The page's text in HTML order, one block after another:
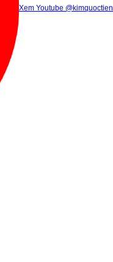
Xem Tik Tok
Gọi điện (8h00 - 21h30)
Xem Youtube @kimquoctien